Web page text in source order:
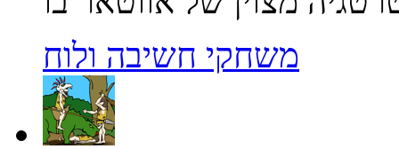
משחקי חשיבה ולוח